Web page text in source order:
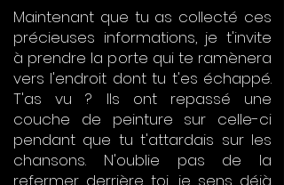
Maintenant que tu as collecté ces
précieuses informations, je t'invite
à prendre la porte qui te ramènera
vers l'endroit dont tu t'es échappé.
T'as vu ? Ils ont repassé une
couche de peinture sur celle-ci
pendant que tu t'attardais sur les
chansons. N'oublie pas de la
refermer derrière toi, je sens déjà